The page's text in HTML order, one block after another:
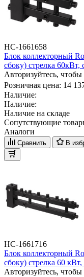
НС-1661658
Блок коллекторный
сбоку) стрелка
Авторизуйтесь,
Розничная цена: 14
Наличие:
Наличие:
Наличие на складе
Сопутствующие
Аналоги
Сравнить В
НС-1661716
Блок коллекторный
сбоку) стрелка 60
Авторизуйтесь,